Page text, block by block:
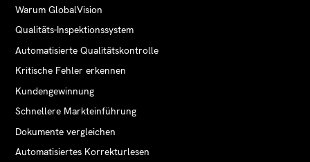
Warum GlobalVision
Qualitäts-Inspektionssystem
Automatisierte Qualitätskontrolle
Kritische Fehler erkennen
Kundengewinnung
Schnellere Markteinführung
Dokumente vergleichen
Automatisiertes Korrekturlesen